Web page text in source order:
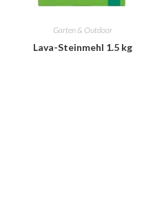
Garten & Outdoor
Lava-Steinmehl 1.5 kg